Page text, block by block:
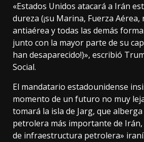
«Estados Unidos atacará a Irán
dureza (¡su Marina, Fuerza
antiaérea y todas las demás
junto con la mayor parte de su
han desaparecido!)», escribió
Social.
El mandatario estadounidense
momento de un futuro no muy
tomará la isla de Jarg, que
petrolera más importante de
de infraestructura petrolera» iraní.